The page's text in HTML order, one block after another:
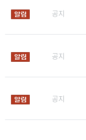
공지
공지
공지